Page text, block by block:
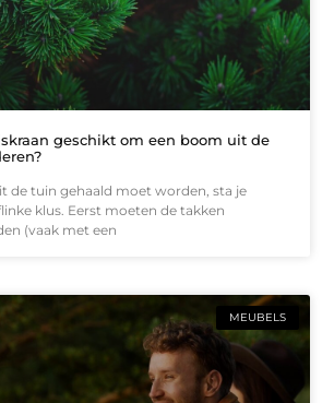
geschikt om een boom uit de
de tuin gehaald moet worden, sta je
klus. Eerst moeten de takken
(vaak met een
MEUBELS